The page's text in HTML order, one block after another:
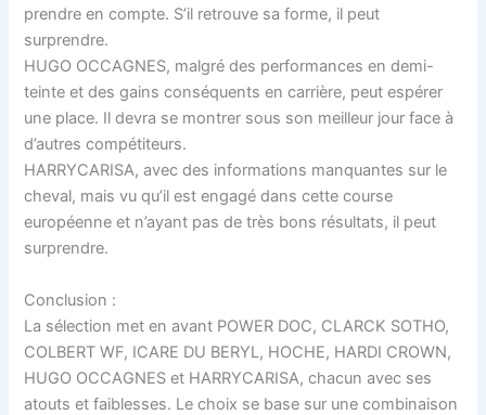
prendre en compte. S’il retrouve sa forme, il peut
surprendre.
HUGO OCCAGNES, malgré des performances en demi-
teinte et des gains conséquents en carrière, peut espérer
une place. Il devra se montrer sous son meilleur jour face à
d’autres compétiteurs.
HARRYCARISA, avec des informations manquantes sur le
cheval, mais vu qu’il est engagé dans cette course
européenne et n’ayant pas de très bons résultats, il peut
surprendre.
Conclusion :
La sélection met en avant POWER DOC, CLARCK SOTHO,
COLBERT WF, ICARE DU BERYL, HOCHE, HARDI CROWN,
HUGO OCCAGNES et HARRYCARISA, chacun avec ses
atouts et faiblesses. Le choix se base sur une combinaison